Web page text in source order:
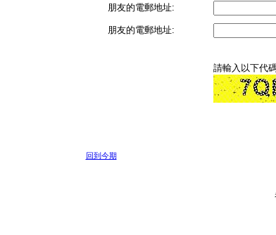
朋友的電郵地址:
朋友的電郵地址:
請輸入以下代
回到今期